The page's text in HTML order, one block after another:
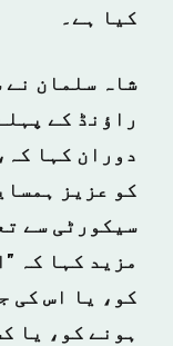
کیا ہے۔
شاہ سلمان نے
راؤنڈ کے
دوران کہا
کو عزیز
سیکورٹی سے
مزید کہا کہ
کو، یا اس کی
ہونے کو، یا